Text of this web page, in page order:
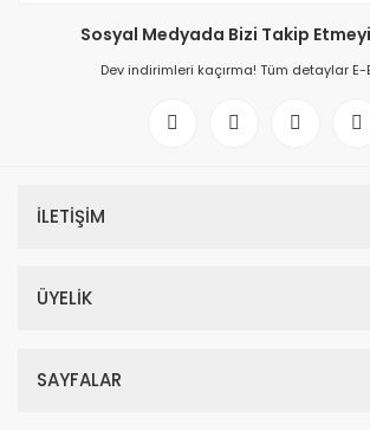
Sosyal Medyada Bizi Takip
Dev indirimleri kaçırma! Tüm detaylar E-
İLETİŞİM
ÜYELİK
SAYFALAR